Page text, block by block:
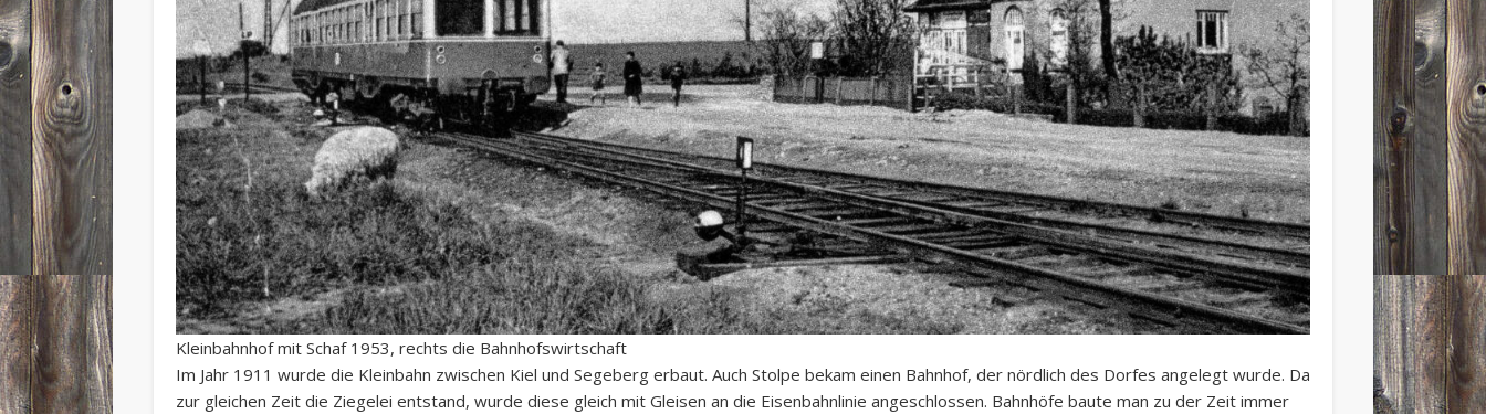
Kleinbahnhof mit Schaf 1953, rechts die Bahnhofswirtschaft
Im Jahr 1911 wurde die Kleinbahn zwischen Kiel und Segeberg erbaut. Auch Stolpe bekam einen Bahnhof, der nördlich des Dorfes angelegt wurde. Da
zur gleichen Zeit die Ziegelei entstand, wurde diese gleich mit Gleisen an die Eisenbahnlinie angeschlossen. Bahnhöfe baute man zu der Zeit immer